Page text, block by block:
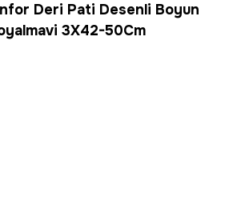
Deri Pati Desenli Boyun
3X42-50Cm